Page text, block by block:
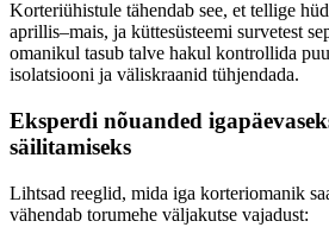
Korteriühistule tähendab see, et tellige
aprillis–mais, ja küttesüsteemi survetest
omanikul tasub talve hakul kontrollida
isolatsiooni ja väliskraanid tühjendada.
Eksperdi nõuanded
säilitamiseks
Lihtsad reeglid, mida iga korteriomanik
vähendab torumehe väljakutse vajadust: